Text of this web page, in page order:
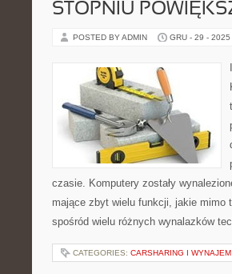
STOPNIU
POSTED BY ADMIN GRU - 29 - 2025
czasie. Komputery zostały
mające zbyt wielu funkcji, jakie mimo
spośród wielu różnych wynalazków
CATEGORIES: CARSHARING I